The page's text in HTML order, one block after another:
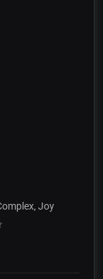
Joy